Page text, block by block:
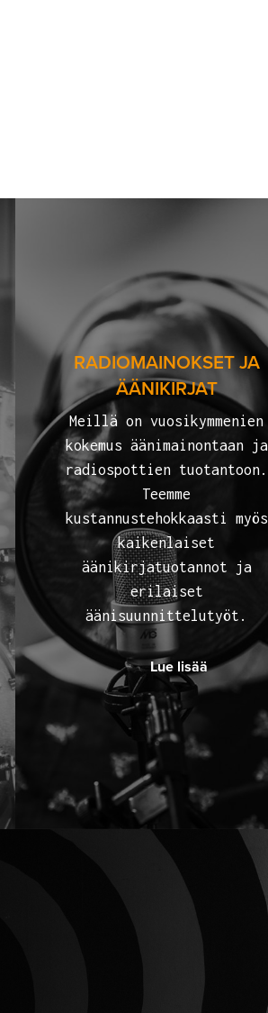
RADIOMAINOKSET JA
ÄÄNIKIRJAT
Meillä on vuosikymmenien
kokemus äänimainontaan ja
radiospottien tuotantoon.
Teemme
kustannustehokkaasti myös
kaikenlaiset
äänikirjatuotannot ja
erilaiset
äänisuunnittelutyöt.
Lue lisää